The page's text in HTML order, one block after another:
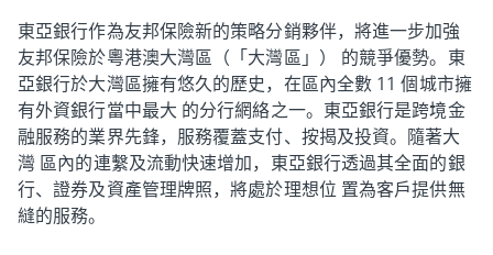
東亞銀行作為友邦保險新的策略分銷夥伴，將進一步加強
友邦保險於粵港澳大灣區（「大灣區」） 的競爭優勢。東
亞銀行於大灣區擁有悠久的歷史，在區內全數 11 個城市擁
有外資銀行當中最大 的分行網絡之一。東亞銀行是跨境金
融服務的業界先鋒，服務覆蓋支付、按揭及投資。隨著大
灣 區內的連繫及流動快速增加，東亞銀行透過其全面的銀
行、證券及資產管理牌照，將處於理想位 置為客戶提供無
縫的服務。